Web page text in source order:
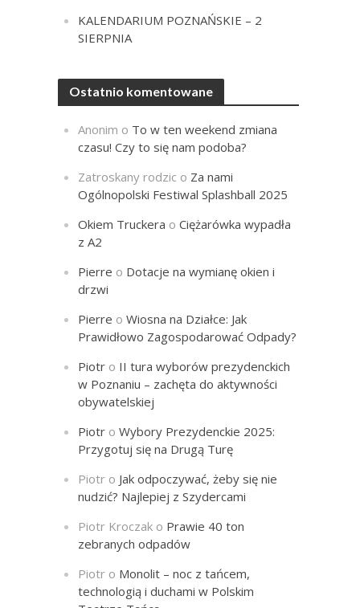
KALENDARIUM POZNAŃSKIE – 2
SIERPNIA
Ostatnio komentowane
Anonim o To w ten weekend zmiana
czasu! Czy to się nam podoba?
Zatroskany rodzic o Za nami
Ogólnopolski Festiwal Splashball 2025
Okiem Truckera oCiężarówka wypadła
z A2
Pierre o Dotacje na wymianę okien i
drzwi
Pierre oWiosna na Działce: Jak
Prawidłowo Zagospodarować Odpady?
Piotr o II tura wyborów prezydenckich
w Poznaniu – zachęta do aktywności
obywatelskiej
Piotr oWybory Prezydenckie 2025:
Przygotuj się na Drugą Turę
Piotr o Jak odpoczywać, żeby się nie
nudzić? Najlepiej z Szydercami
Piotr Kroczak o Prawie 40 ton
zebranych odpadów
Piotr o Monolit – noc z tańcem,
technologią i duchami w Polskim